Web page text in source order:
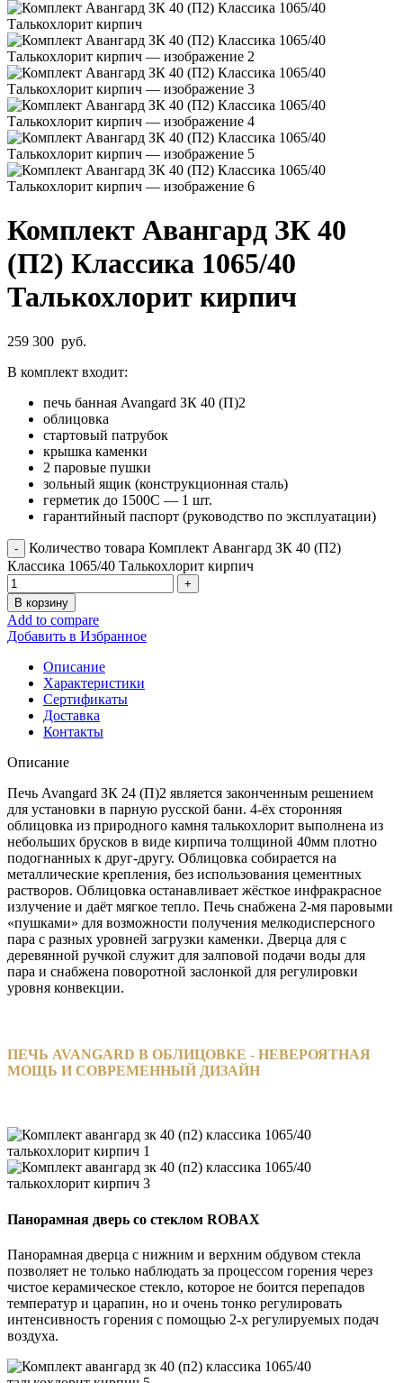
Комплект Авангард ЗК 40
(П2) Классика 1065/40
Талькохлорит кирпич
259 300 руб.
В комплект входит:
печь банная Avangard ЗК 40 (П)2
облицовка
стартовый патрубок
крышка каменки
2 паровые пушки
зольный ящик (конструкционная сталь)
герметик до 1500С — 1 шт.
гарантийный паспорт (руководство по эксплуатации)
Количество товара Комплект Авангард ЗК 40 (П2)
Классика 1065/40 Талькохлорит кирпич
В корзину
Add to compare
Добавить в Избранное
Описание
Характеристики
Сертификаты
Доставка
Контакты
Описание
Печь Avangard ЗК 24 (П)2 является законченным решением
для установки в парную русской бани. 4-ёх сторонняя
облицовка из природного камня талькохлорит выполнена из
небольших брусков в виде кирпича толщиной 40мм плотно
подогнанных к друг-другу. Облицовка собирается на
металлические крепления, без использования цементных
растворов. Облицовка останавливает жёсткое инфракрасное
излучение и даёт мягкое тепло. Печь снабжена 2-мя паровыми
«пушками» для возможности получения мелкодисперсного
пара с разных уровней загрузки каменки. Дверца для с
деревянной ручкой служит для залповой подачи воды для
пара и снабжена поворотной заслонкой для регулировки
уровня конвекции.
ПЕЧЬ AVANGARD В ОБЛИЦОВКЕ - НЕВЕРОЯТНАЯ
МОЩЬ И СОВРЕМЕННЫЙ ДИЗАЙН
Панорамная дверь со стеклом ROBAX
Панорамная дверца с нижним и верхним обдувом стекла
позволяет не только наблюдать за процессом горения через
чистое керамическое стекло, которое не боится перепадов
температур и царапин, но и очень тонко регулировать
интенсивность горения с помощью 2-х регулируемых подач
воздуха.